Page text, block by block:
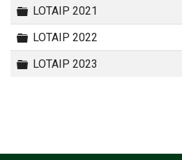
Carpeta
LOTAIP 2021
Carpeta
LOTAIP 2022
Carpeta
LOTAIP 2023